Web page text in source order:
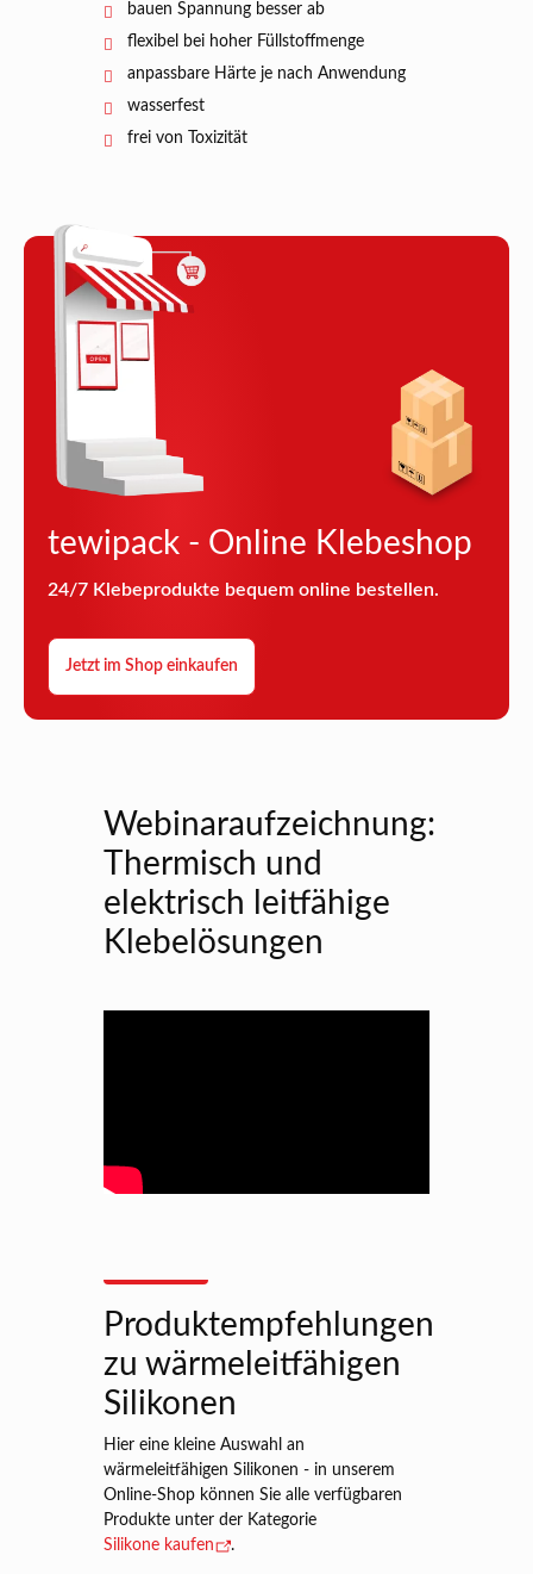
bauen Spannung besser ab
flexibel bei hoher Füllstoffmenge
anpassbare Härte je nach Anwendung
wasserfest
frei von Toxizität
tewipack - Online Klebeshop
24/7 Klebeprodukte bequem online bestellen.
Jetzt im Shop einkaufen
Webinaraufzeichnung:
Thermisch und
elektrisch leitfähige
Klebelösungen
Produktempfehlungen
zu wärmeleitfähigen
Silikonen
Hier eine kleine Auswahl an
wärmeleitfähigen Silikonen - in unserem
Online-Shop können Sie alle verfügbaren
Produkte unter der Kategorie
Silikone kaufen
.